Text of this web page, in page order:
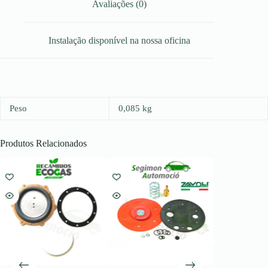
Avaliações (0)
Instalação disponível na nossa oficina
Peso 0,085 kg
Produtos Relacionados